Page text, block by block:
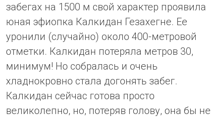
забегах на 1500 м свой характер проявила
юная эфиопка Калкидан Гезахегне. Ее
уронили (случайно) около 400-метровой
отметки. Калкидан потеряла метров 30,
минимум! Но собралась и очень
хладнокровно стала догонять забег.
Калкидан сейчас готова просто
великолепно, но, потеряв голову, она бы не